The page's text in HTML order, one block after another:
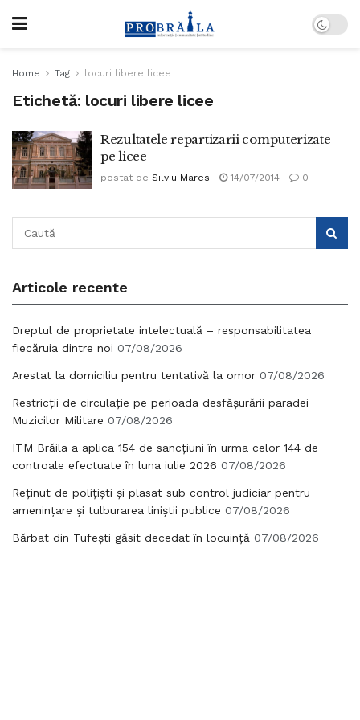
Home Tag locuri libere licee
Etichetă: locuri libere licee
Rezultatele repartizarii computerizate
pe licee
postat de Silviu Mares 14/07/2014 0
Articole recente
Dreptul de proprietate intelectuală – responsabilitatea
fiecăruia dintre noi 07/08/2026
Arestat la domiciliu pentru tentativă la omor 07/08/2026
Restricții de circulație pe perioada desfășurării paradei
Muzicilor Militare 07/08/2026
ITM Brăila a aplica 154 de sancțiuni în urma celor 144 de
controale efectuate în luna iulie 2026 07/08/2026
Reținut de polițiști și plasat sub control judiciar pentru
amenințare și tulburarea liniștii publice 07/08/2026
Bărbat din Tufești găsit decedat în locuință 07/08/2026